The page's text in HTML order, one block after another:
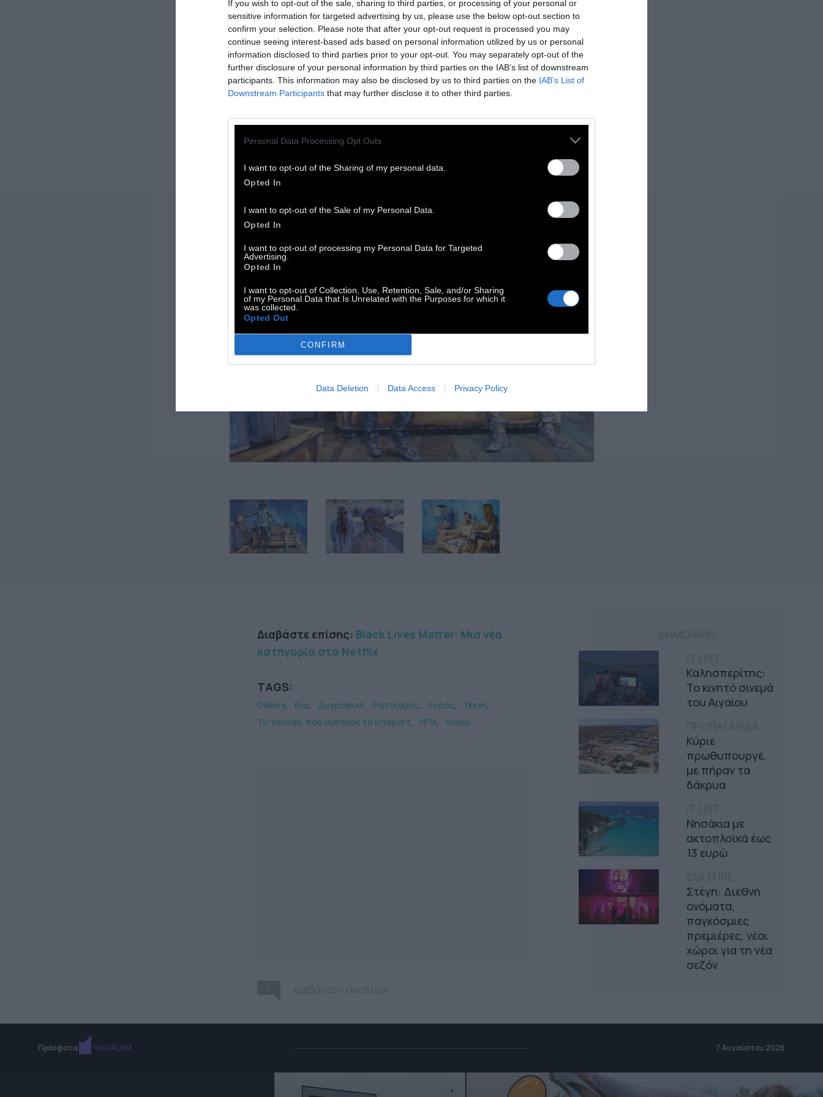
If you wish to opt-out of the sale, sharing to third parties, or processing of your personal or
sensitive information for targeted advertising by us, please use the below opt-out section to
confirm your selection. Please note that after your opt-out request is processed you may
continue seeing interest-based ads based on personal information utilized by us or personal
information disclosed to third parties prior to your opt-out. You may separately opt-out of the
further disclosure of your personal information by third parties on the IAB’s list of downstream
participants. This information may also be disclosed by us to third parties on the IAB’s List of
Downstream Participants that may further disclose it to other third parties.
Personal Data Processing Opt Outs
I want to opt-out of the Sharing of my personal data.
Opted In
I want to opt-out of the Sale of my Personal Data.
Opted In
I want to opt-out of processing my Personal Data for Targeted
Advertising.
Opted In
I want to opt-out of Collection, Use, Retention, Sale, and/or Sharing
of my Personal Data that Is Unrelated with the Purposes for which it
was collected.
Opted Out
CONFIRM
Data Deletion Data Access Privacy Policy
Καλησπερίτης:
Το κινητό σινεμά
του Αιγαίου
Κύριε
πρωθυπουργέ,
με πήραν τα
δάκρυα
Νησάκια με
ακτοπλοϊκά έως
13 ευρώ
Στέγη: Διεθνή
ονόματα,
παγκόσμιες
πρεμιέρες, νέοι
χώροι για τη νέα
σεζόν
Διαβάστε επίσης: Black Lives Matter: Μια νέα
κατηγορία στο Netflix
TAGS:
Gallery Βία Ζωγραφική Ρατσισμός Χορός
Τέχνη
Το ταινιάκι που αγάπησε το ίντερνετ
ΗΠΑ Video
Πρόσφατα VISUALISM 7 Αυγούστου 2026